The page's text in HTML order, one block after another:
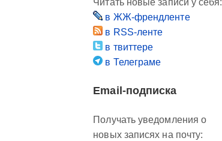
Читать новые записи у себя:
в ЖЖ-френдленте
в RSS-ленте
в твиттере
в Телеграме
Email-подписка
Получать уведомления о
новых записях на почту: